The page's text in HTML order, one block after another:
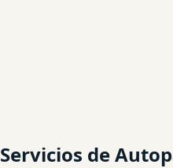
Servicios de